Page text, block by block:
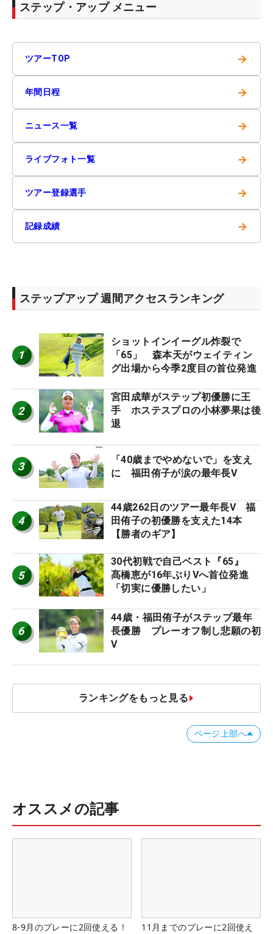
ステップ・アップ メニュー
ツアーTOP →
年間日程 →
ニュース一覧 →
ライブフォト一覧 →
ツアー登録選手 →
記録成績 →
ステップアップ 週間アクセスランキング
1
ショットインイーグル炸裂で
「65」 森本天がウェイティン
グ出場から今季2度目の首位発進
2
宮田成華がステップ初優勝に王
手 ホステスプロの小林夢果は後
退
3
「40歳までやめないで」を支え
に 福田侑子が涙の最年長V
4
44歳262日のツアー最年長V 福
田侑子の初優勝を支えた14本
【勝者のギア】
5
30代初戦で自己ベスト『65』
髙橋恵が16年ぶりVへ首位発進
「切実に優勝したい」
6
44歳・福田侑子がステップ最年
長優勝 プレーオフ制し悲願の初
V
ランキングをもっと見る
ページ上部へ
オススメの記事
8-9月のプレーに2回使える！
11月までのプレーに2回使え